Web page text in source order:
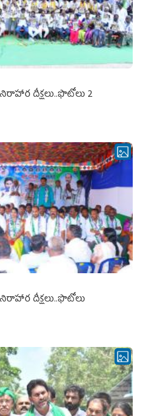
దీక్షలు..ఫొటోలు 2
దీక్షలు..ఫొటోలు